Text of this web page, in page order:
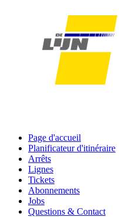
Page d'accueil
Planificateur d'itinéraire
Arrêts
Lignes
Tickets
Abonnements
Jobs
Questions & Contact